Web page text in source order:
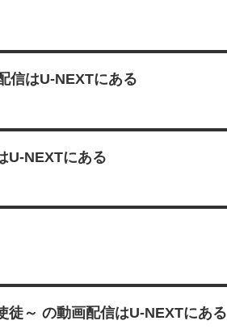
信はU-NEXTにある
U-NEXTにある
徒～ の動画配信はU-NEXTにある